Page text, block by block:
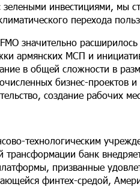
инвестициями, мы
перехода
значительно
армянских МСП и
в общей сложности в
бизнес-проектов
создание рабочих
технологическим
трансформации банк
призванные
финтех-средой,